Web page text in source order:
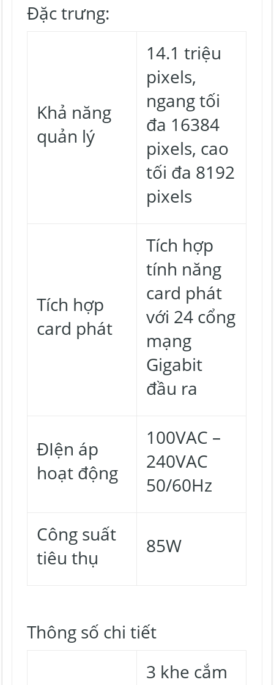
Đặc trưng:
Khả năng
quản lý
14.1 triệu
pixels,
ngang tối
đa 16384
pixels, cao
tối đa 8192
pixels
Tích hợp
card phát
Tích hợp
tính năng
card phát
với 24 cổng
mạng
Gigabit
đầu ra
ĐIện áp
hoạt động
100VAC –
240VAC
50/60Hz
Công suất
tiêu thụ
85W
Thông số chi tiết
3 khe cắm